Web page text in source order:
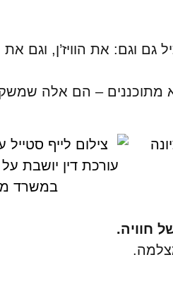
גם וגם: את הוויז’ן, וגם
מתוכננים – הם אלה
חוויה.